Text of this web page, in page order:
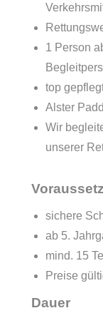
1 Person
top
Alster
Wir
unserer
sichere
ab 5.
mind. 15
Preise
Dauer